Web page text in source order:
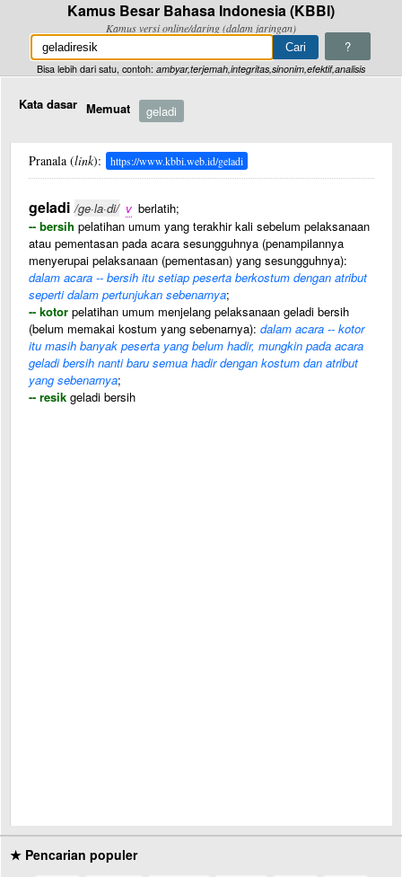
Kamus Besar Bahasa Indonesia (KBBI)
Kamus versi online/daring (dalam jaringan)
?
Bisa lebih dari satu, contoh: ambyar,terjemah,integritas,sinonim,efektif,analisis
Kata dasar Memuat geladi
Pranala (link): https://www.kbbi.web.id/geladi
geladi /ge·la·di/ v berlatih;
-- bersih pelatihan umum yang terakhir kali sebelum pelaksanaan
atau pementasan pada acara sesungguhnya (penampilannya
menyerupai pelaksanaan (pementasan) yang sesungguhnya):
dalam acara -- bersih itu setiap peserta berkostum dengan atribut
seperti dalam pertunjukan sebenarnya;
-- kotor pelatihan umum menjelang pelaksanaan geladi bersih
(belum memakai kostum yang sebenarnya): dalam acara -- kotor
itu masih banyak peserta yang belum hadir, mungkin pada acara
geladi bersih nanti baru semua hadir dengan kostum dan atribut
yang sebenarnya;
-- resik geladi bersih
★ Pencarian populer